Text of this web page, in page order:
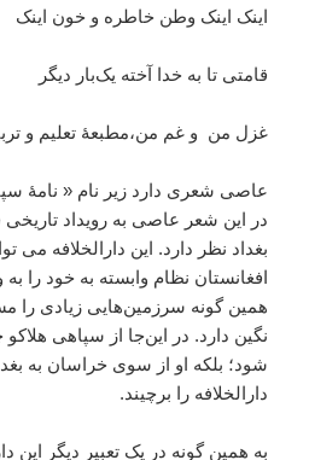
اینک اینک وطن خاطره و خون اینک
قامتی تا به خدا آخته یک‌بار دیگر
غزل من و غم من،مطبعۀ تعلیم و تربیه، ۱۳۶۹، ص
عاصی شعری دارد زیر نام « نامۀ
در این شعر عاصی به رویداد
بغداد نظر دارد. این دارالخلافه می
افغانستان نظام وابسته به خود را
همین گونه سرزمین‌هایی زیادی را
نگین دارد. در این‌جا از سپاهی
شود؛ بلکه او از سوی خراسان به
دارالخلافه را برچیند.
به همین گونه در یک تعبیر دیگر این